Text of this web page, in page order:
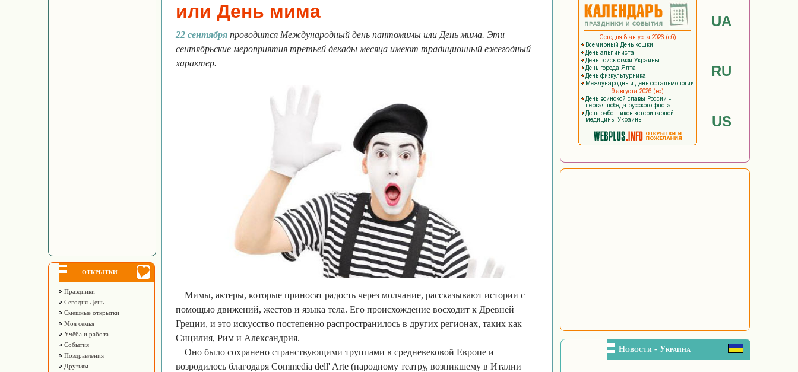
ОТКРЫТКИ
Праздники
Сегодня День...
Смешные открытки
Моя семья
Учёба и работа
События
Поздравления
Друзьям
или День мима
22 сентября проводится Международный день пантомимы или День мима. Эти
сентябрьские мероприятия третьей декады месяца имеют традиционный ежегодный
характер.
Мимы, актеры, которые приносят радость через молчание, рассказывают истории с
помощью движений, жестов и языка тела. Его происхождение восходит к Древней
Греции, и это искусство постепенно распространилось в других регионах, таких как
Сицилия, Рим и Александрия.
Оно было сохранено странствующими труппами в средневековой Европе и
возродилось благодаря Commedia dell' Arte (народному театру, возникшему в Италии
UA
RU
US
Новости - Украина